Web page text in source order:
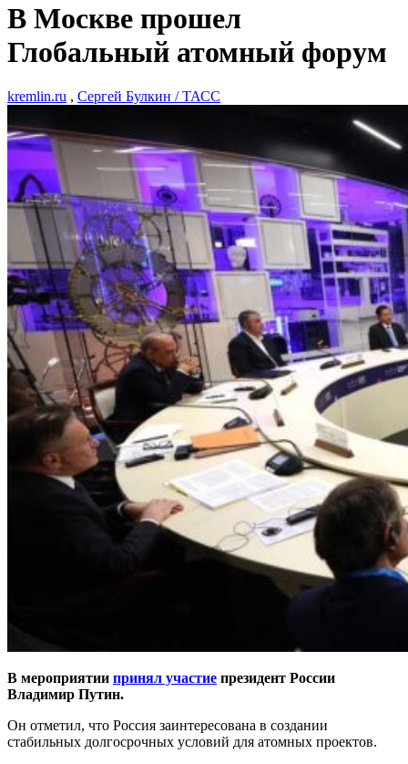
В Москве прошел
Глобальный атомный форум
kremlin.ru , Сергей Булкин / ТАСС
В мероприятии принял участие президент России
Владимир Путин.
Он отметил, что Россия заинтересована в создании
стабильных долгосрочных условий для атомных проектов.